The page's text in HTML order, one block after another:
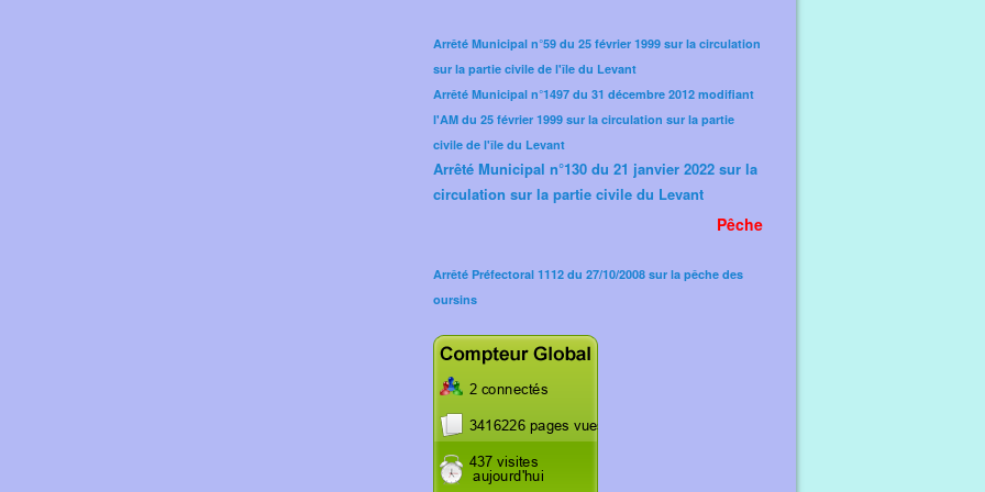
Arrêté Municipal n°59 du 25 février 1999 sur la circulation
sur la partie civile de l'île du Levant
Arrêté Municipal n°1497 du 31 décembre 2012 modifiant
l'AM du 25 février 1999 sur la circulation sur la partie
civile de l'île du Levant
Arrêté Municipal n°130 du 21 janvier 2022 sur la
circulation sur la partie civile du Levant
Pêche
Arrêté Préfectoral 1112 du 27/10/2008 sur la pêche des
oursins